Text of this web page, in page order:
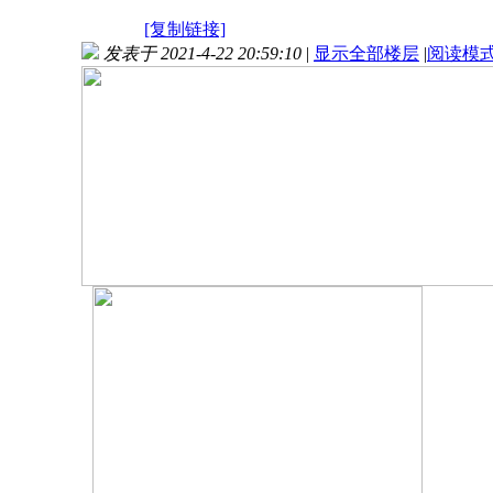
[复制链接]
发表于 2021-4-22 20:59:10 | 显示全部楼层 |阅读模